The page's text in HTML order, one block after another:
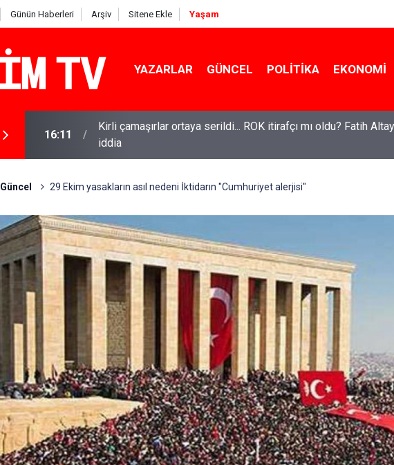
Günün Haberleri Arşiv Sitene Ekle Yaşam
YAZARLAR GÜNCEL POLITIKA EKONOMI
16:11
Kirli çamaşırlar ortaya serildi... ROK itirafçı mı oldu? Fatih
iddia
Özgür Özel'den Le Monde'a çarpıcı yazı: 'Bu sürecin kırılma
Güncel 29 Ekim yasakların asıl nedeni İktidarın "Cumhuriyet alerjisi"